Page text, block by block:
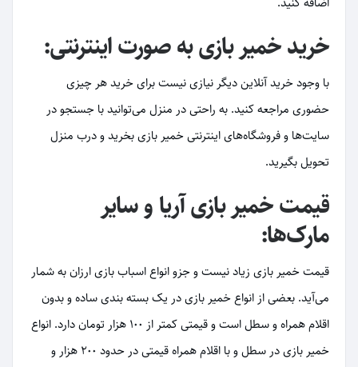
خرید خمیر بازی به صورت اینترنتی:
با وجود خرید آنلاین دیگر نیازی نیست برای خرید هر چیزی
حضوری مراجعه کنید. به راحتی در منزل می‌توانید با جستجو در
سایت‌ها و فروشگاه‌های اینترنتی خمیر بازی بخرید و درب منزل
تحویل بگیرید.
قیمت خمیر بازی آریا و سایر
مارک‌ها:
قیمت خمیر بازی زیاد نیست و جزو انواع اسباب بازی ارزان به شمار
می‌آید. بعضی از انواع خمیر بازی در یک بسته بندی ساده و بدون
اقلام همراه و سطل است و قیمتی کمتر از 100 هزار تومان دارد. انواع
خمیر بازی در سطل و با اقلام همراه قیمتی در حدود 200 هزار و